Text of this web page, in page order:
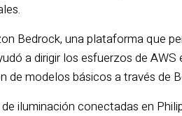
Bedrock, una plataforma que
a dirigir los esfuerzos de
de modelos básicos a través de
iluminación conectadas en